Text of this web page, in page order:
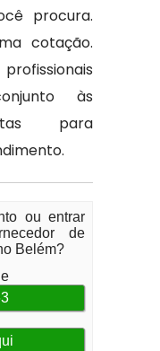
procura.
cotação.
às
para
ou entrar
de
Belém?